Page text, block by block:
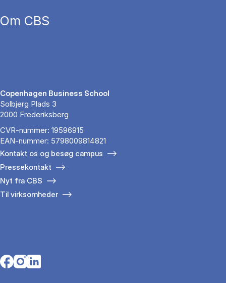
Om CBS
Copenhagen Business School
Solbjerg Plads 3
2000 Frederiksberg
CVR-nummer: 19596915
EAN-nummer: 5798009814821
Kontakt os og besøg campus
Pressekontakt
Nyt fra CBS
Til virksomheder
Opens in a new tab
Opens in a new tab
Opens in a new tab